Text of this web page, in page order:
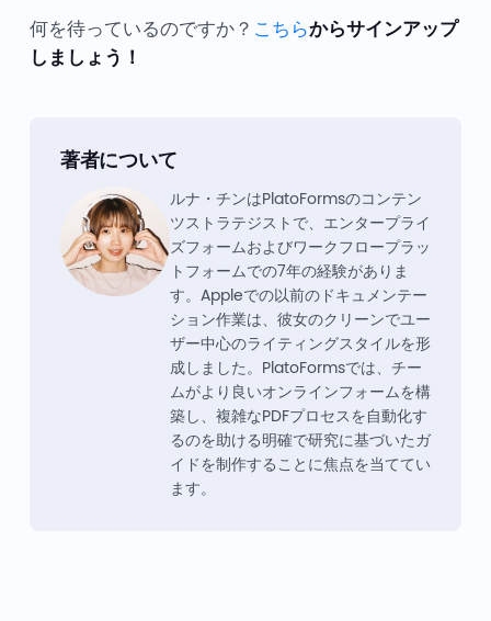
何を待っているのですか？ こちらからサインアップ
しましょう！
著者について
ルナ・チンはPlatoFormsのコンテン
ツストラテジストで、エンタープライ
ズフォームおよびワークフロープラッ
トフォームでの7年の経験がありま
す。Appleでの以前のドキュメンテー
ション作業は、彼女のクリーンでユー
ザー中心のライティングスタイルを形
成しました。PlatoFormsでは、チー
ムがより良いオンラインフォームを構
築し、複雑なPDFプロセスを自動化す
るのを助ける明確で研究に基づいたガ
イドを制作することに焦点を当ててい
ます。